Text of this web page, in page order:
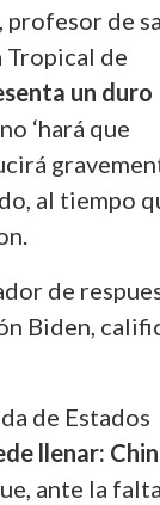
profesor de
Tropical de
un duro
‘hará que
al tiempo
de
Biden,
de Estados
llenar:
ante la